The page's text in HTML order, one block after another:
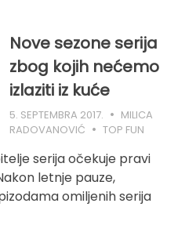
Nove sezone serija
zbog kojih nećemo
izlaziti iz kuće
5. SEPTEMBRA 2017.
MILICA
RADOVANOVIĆ
TOP FUN
serija očekuje pravi
letnje pauze,
omiljenih serija